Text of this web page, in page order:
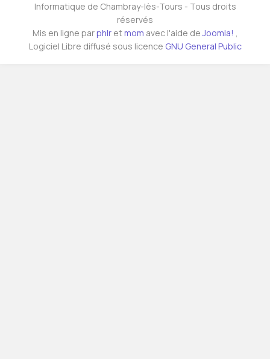
Informatique de Chambray-lès-Tours - Tous droits
réservés
Mis en ligne parphlretmom avec l'aide deJoomla! ,
Logiciel Libre diffusé sous licence GNU General Public